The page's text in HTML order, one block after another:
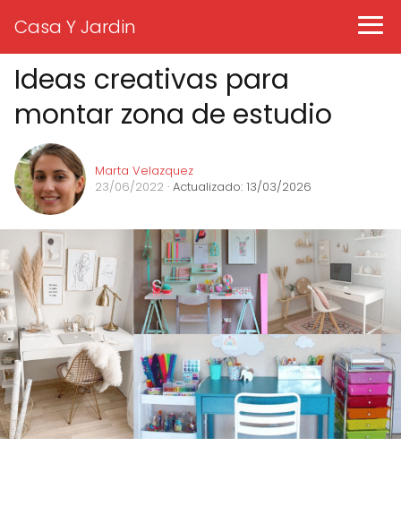
Casa Y Jardin
Ideas creativas para
montar zona de estudio
Marta Velazquez
23/06/2022 · Actualizado: 13/03/2026